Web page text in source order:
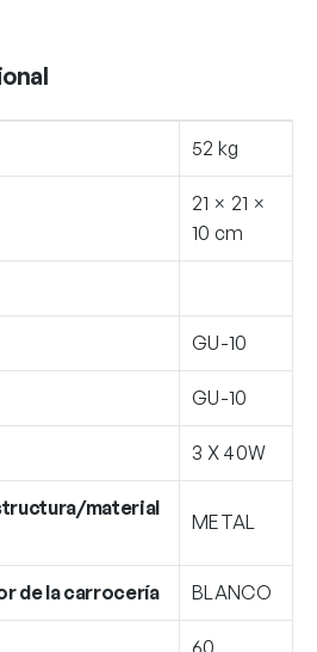
52 kg
21 × 21 ×
10 cm
GU-10
GU-10
3 X 40W
material
METAL
de la carrocería BLANCO
60